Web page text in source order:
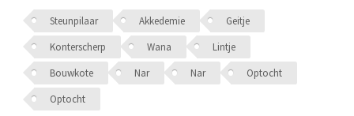
Steunpilaar Akkedemie
Geitje
Konterscherp
Wana
Lintje
Bouwkote
Nar Nar
Optocht
Optocht